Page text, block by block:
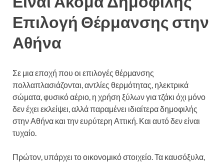
Επιλογή Θέρμανσης στην
Αθήνα
Σε μια εποχή που οι επιλογές θέρμανσης
πολλαπλασιάζονται, αντλίες θερμότητας, ηλεκτρικά
σώματα, φυσικό αέριο, η χρήση ξύλων για τζάκι όχι μόνο
δεν έχει εκλείψει, αλλά παραμένει ιδιαίτερα δημοφιλής
στην Αθήνα και την ευρύτερη Αττική. Και αυτό δεν είναι
τυχαίο.
Πρώτον, υπάρχει το οικονομικό στοιχείο. Τα καυσόξυλα,